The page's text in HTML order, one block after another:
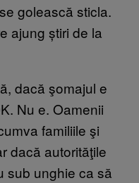
golească sticla.
ajung știri de la
dacă şomajul e
Nu e. Oamenii
familiile şi
dacă autorităţile
sub unghie ca să